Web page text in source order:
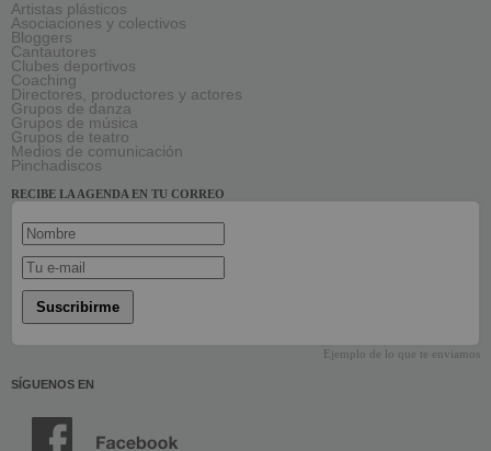
Artistas plásticos
Asociaciones y colectivos
Bloggers
Cantautores
Clubes deportivos
Coaching
Directores, productores y actores
Grupos de danza
Grupos de música
Grupos de teatro
Medios de comunicación
Pinchadiscos
RECIBE LA AGENDA EN TU CORREO
Suscribirme
Ejemplo de lo que te enviamos
SÍGUENOS EN